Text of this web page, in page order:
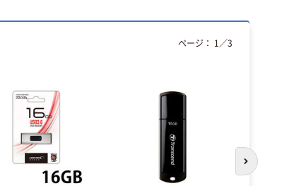
ページ： 1 ／3
次のスライド